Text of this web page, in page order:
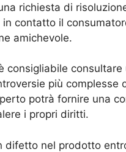
richiesta di
contatto il
amichevole.
consigliabile
più complesse
potrà fornire una
i propri diritti.
difetto nel prodotto